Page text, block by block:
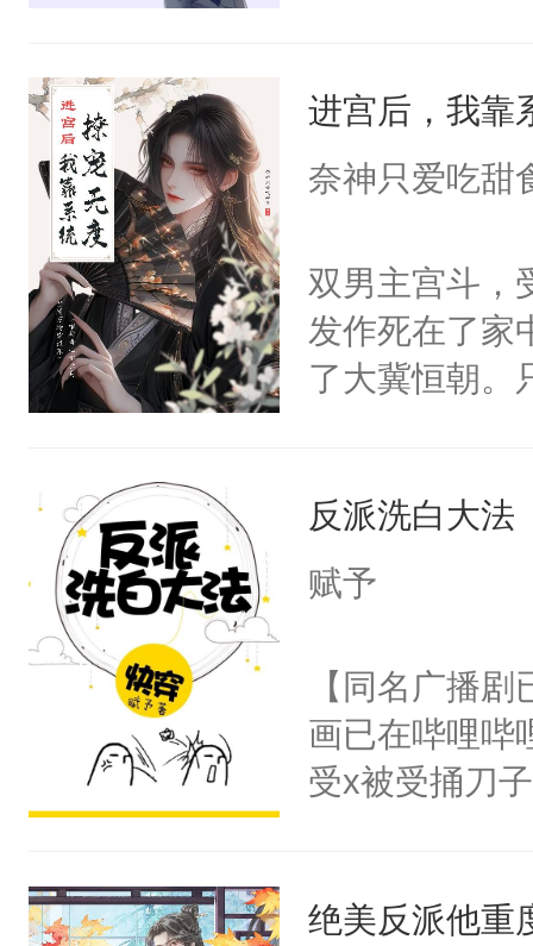
成为所有白莲
I，他们决定
莲花可不止有
点脑袋，看着
常见问题一：
教科书版：“
母的微笑：“
留看着面前这
人，突然醒悟
卫天还没亮
腰：“陛下，
不好了！”“那
小白莲：“嘤
进宫后，我靠
奈神只爱吃甜
双男主宫斗，
发作死在了家
了大冀恒朝。
惜被人暗害，
绝。主神知晓
朝，一个从
为三种性别。
构与男子相同
了一颗红色的
人，最终坐上
反派洗白大法
赋予
【同名广播
画已在哔哩哔
受x被受捅刀
病，一个个的
绝美反派他重